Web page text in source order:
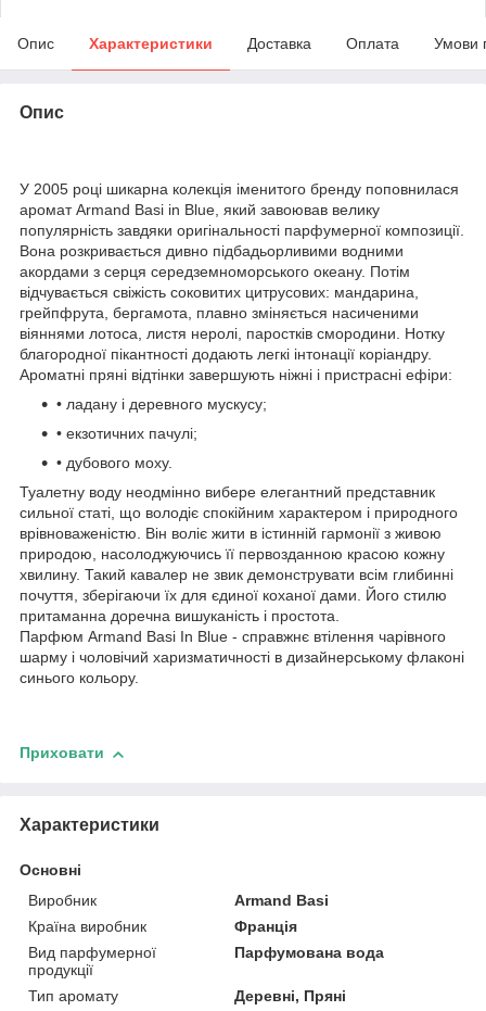
Опис Характеристики Доставка Оплата Умови
Опис
У 2005 році шикарна колекція іменитого бренду поповнилася
аромат Armand Basi in Blue, який завоював велику
популярність завдяки оригінальності парфумерної композиції.
Вона розкривається дивно підбадьорливими водними
акордами з серця середземноморського океану. Потім
відчувається свіжість соковитих цитрусових: мандарина,
грейпфрута, бергамота, плавно зміняється насиченими
віяннями лотоса, листя неролі, паростків смородини. Нотку
благородної пікантності додають легкі інтонації коріандру.
Ароматні пряні відтінки завершують ніжні і пристрасні ефіри:
• ладану і деревного мускусу;
• екзотичних пачулі;
• дубового моху.
Туалетну воду неодмінно вибере елегантний представник
сильної статі, що володіє спокійним характером і природного
врівноваженістю. Він воліє жити в істинній гармонії з живою
природою, насолоджуючись її первозданною красою кожну
хвилину. Такий кавалер не звик демонструвати всім глибинні
почуття, зберігаючи їх для єдиної коханої дами. Його стилю
притаманна доречна вишуканість і простота.
Парфюм Armand Basi In Blue - справжнє втілення чарівного
шарму і чоловічий харизматичності в дизайнерському флаконі
синього кольору.
Приховати
Характеристики
Основні
Виробник
Armand Basi
Країна виробник
Франція
Вид парфумерної
продукції
Парфумована вода
Тип аромату
Деревні, Пряні